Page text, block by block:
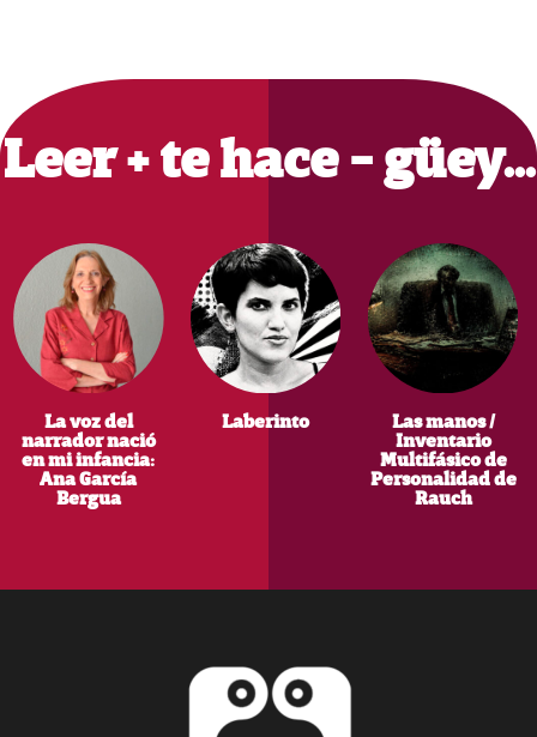
Primary
Sidebar
Leer + te hace - güey…
La voz del
narrador nació
en mi infancia:
Ana García
Bergua
Laberinto
Las manos /
Inventario
Multifásico de
Personalidad de
Rauch